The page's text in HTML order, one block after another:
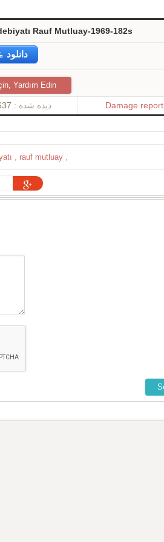
Rauf Mutluay-1969-182s
دانلود
Yardım Edin
دیده شده : Damage report
, rauf mutluay ,